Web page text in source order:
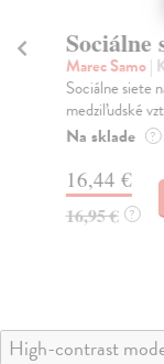
Sociálne
Marec Samo|
Sociálne siete
medziľudské
Na sklade ?
16,44 €
16,95 € ?
High-contrast